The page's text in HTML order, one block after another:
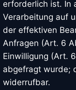
erforderlich ist. In
Verarbeitung auf
der effektiven
Anfragen (Art. 6
Einwilligung (Art.
abgefragt wurde;
widerrufbar.